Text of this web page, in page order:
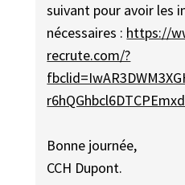
suivant pour avoir les
nécessaires : https://
recrute.com/?
Bonne journée,
CCH Dupont.